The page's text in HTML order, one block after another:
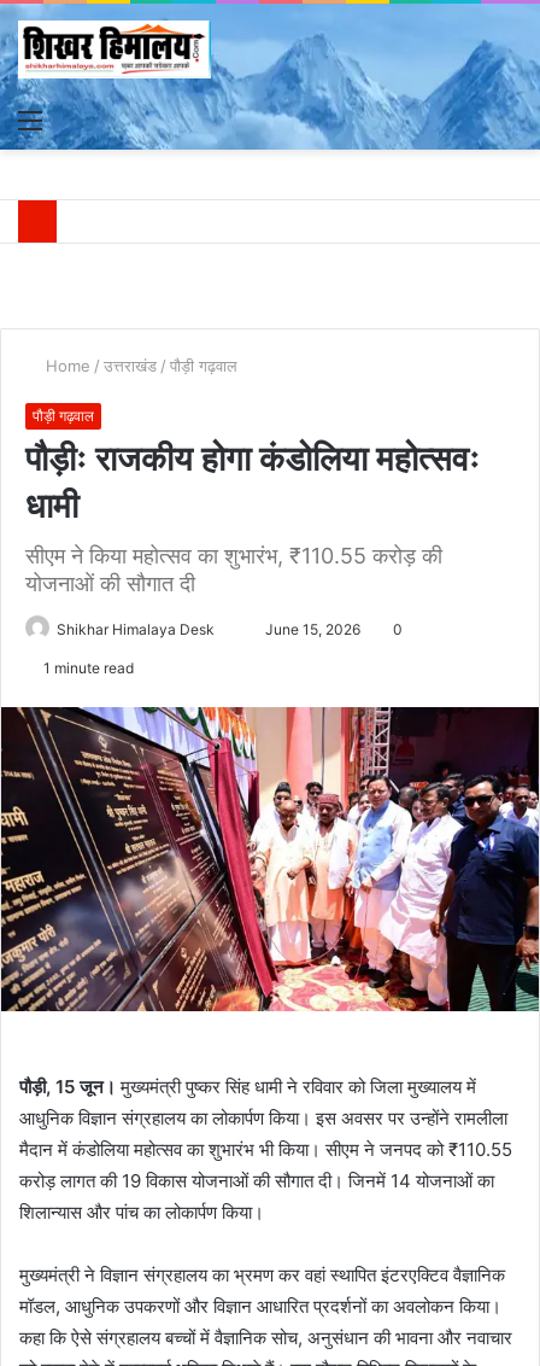
Menu
Home / उत्तराखंड / पौड़ी गढ़वाल
पौड़ी गढ़वाल
पौड़ीः राजकीय होगा कंडोलिया महोत्सवः
धामी
सीएम ने किया महोत्सव का शुभारंभ, ₹110.55 करोड़ की
योजनाओं की सौगात दी
Shikhar Himalaya Desk
SendJune 15, 2026 0
1 minute read
पौड़ी, 15 जून। मुख्यमंत्री पुष्कर सिंह धामी ने रविवार को जिला मुख्यालय में
आधुनिक विज्ञान संग्रहालय का लोकार्पण किया। इस अवसर पर उन्होंने रामलीला
मैदान में कंडोलिया महोत्सव का शुभारंभ भी किया। सीएम ने जनपद को ₹110.55
करोड़ लागत की 19 विकास योजनाओं की सौगात दी। जिनमें 14 योजनाओं का
शिलान्यास और पांच का लोकार्पण किया।
मुख्यमंत्री ने विज्ञान संग्रहालय का भ्रमण कर वहां स्थापित इंटरएक्टिव वैज्ञानिक
मॉडल, आधुनिक उपकरणों और विज्ञान आधारित प्रदर्शनों का अवलोकन किया।
कहा कि ऐसे संग्रहालय बच्चों में वैज्ञानिक सोच, अनुसंधान की भावना और नवाचार